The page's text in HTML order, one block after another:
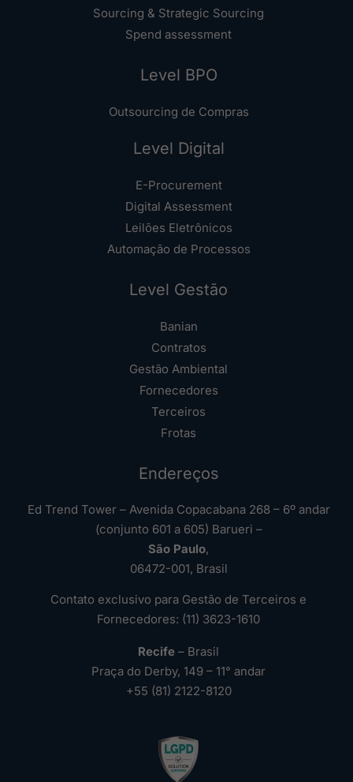
Sourcing & Strategic Sourcing
Spend assessment
Level BPO
Outsourcing de Compras
Level Digital
E-Procurement
Digital Assessment
Leilões Eletrônicos
Automação de Processos
Level Gestão
Banian
Contratos
Gestão Ambiental
Fornecedores
Terceiros
Frotas
Endereços
Ed Trend Tower – Avenida Copacabana 268 – 6º andar
(conjunto 601 a 605) Barueri –
São Paulo,
06472-001, Brasil
Contato exclusivo para Gestão de Terceiros e
Fornecedores: (11) 3623-1610
Recife – Brasil
Praça do Derby, 149 – 11° andar
+55 (81) 2122-8120